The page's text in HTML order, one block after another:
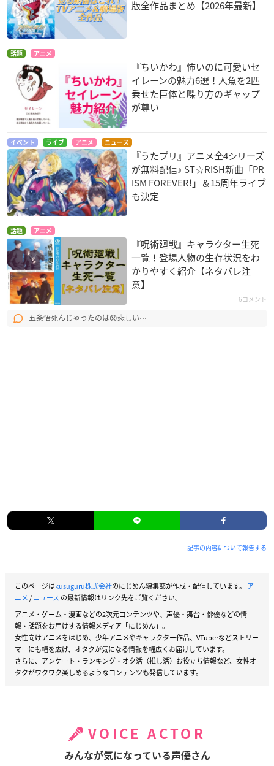
版全作品まとめ【2026年最新】
話題 アニメ
『ちいかわ』怖いのに可愛いセ
イレーンの魅力6選！人魚を2匹
乗せた巨体と喋り方のギャップ
が尊い
イベント ライブ アニメ ニュース
『うたプリ』アニメ全4シリーズ
が無料配信♪ ST☆RISH新曲「PR
ISM FOREVER!」＆15周年ライブ
も決定
話題 アニメ
『呪術廻戦』キャラクター生死
一覧！登場人物の生存状況をわ
かりやすく紹介【ネタバレ注
意】
6コメント
五条悟死んじゃったのは😞悲しい⋯
記事の内容について報告する
このページはkusuguru株式会社のにじめん編集部が作成・配信しています。 ア
ニメ/ニュース の最新情報はリンク先をご覧ください。
アニメ・ゲーム・漫画などの2次元コンテンツや、声優・舞台・俳優などの情
報・話題をお届けする情報メディア「にじめん」。
女性向けアニメをはじめ、少年アニメやキャラクター作品、VTuberなどストリー
マーにも幅を広げ、オタクが気になる情報を幅広くお届けしています。
さらに、アンケート・ランキング・オタ活（推し活）お役立ち情報など、女性オ
タクがワクワク楽しめるようなコンテンツも発信しています。
VOICE ACTOR
みんなが気になっている声優さん